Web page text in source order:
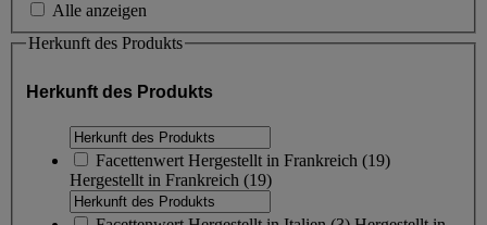
Alle anzeigen
Herkunft des Produkts
Herkunft des Produkts
Facettenwert Hergestellt in Frankreich (19)
Hergestellt in Frankreich (19)